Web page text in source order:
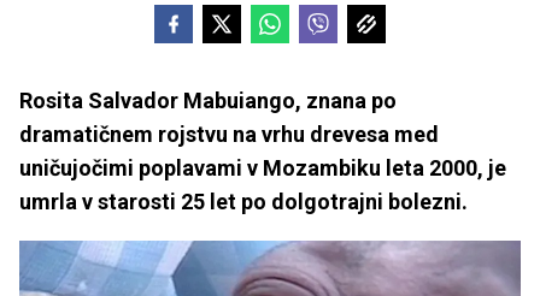
Rosita Salvador Mabuiango, znana po
dramatičnem rojstvu na vrhu drevesa med
uničujočimi poplavami v Mozambiku leta 2000, je
umrla v starosti 25 let po dolgotrajni bolezni.